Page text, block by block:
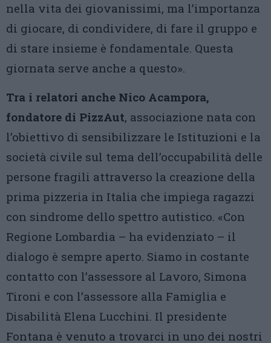
nella vita dei giovanissimi, ma l’importanza
di giocare, di condividere, di fare il gruppo e
di stare insieme è fondamentale. Questa
giornata serve anche a questo».
Tra i relatori anche Nico Acampora,
fondatore di PizzAut, associazione nata con
l’obiettivo di sensibilizzare le Istituzioni e la
società civile sul tema dell’occupabilità delle
persone fragili attraverso la creazione della
prima pizzeria in Italia che impiega ragazzi
con sindrome dello spettro autistico. «Con
Regione Lombardia – ha evidenziato – il
dialogo è sempre aperto. Siamo in costante
contatto con l’assessore al Lavoro, Simona
Tironi e con l’assessore alla Famiglia e
Disabilità Elena Lucchini. Il presidente
Fontana è venuto a trovarci in uno dei nostri